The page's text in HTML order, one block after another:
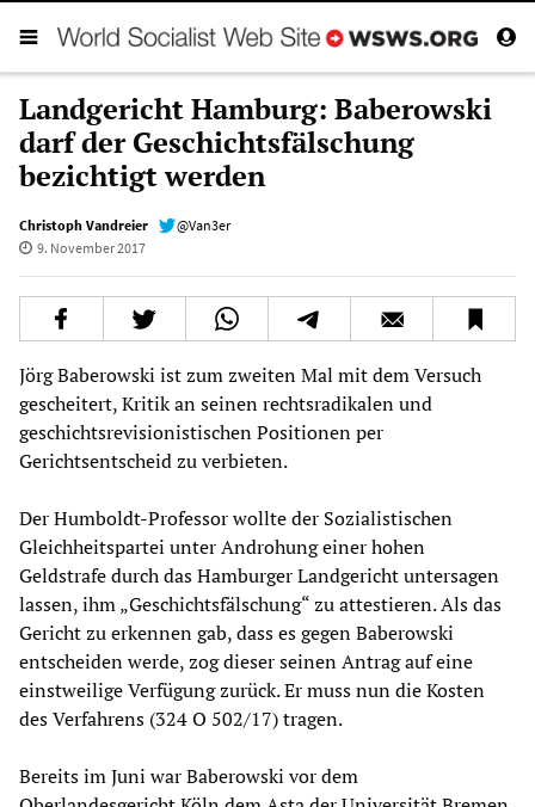
Landgericht Hamburg: Baberowski
darf der Geschichtsfälschung
bezichtigt werden
Christoph Vandreier
@Van3er
9. November 2017
Jörg Baberowski ist zum zweiten Mal mit dem Versuch
gescheitert, Kritik an seinen rechtsradikalen und
geschichtsrevisionistischen Positionen per
Gerichtsentscheid zu verbieten.
Der Humboldt-Professor wollte der Sozialistischen
Gleichheitspartei unter Androhung einer hohen
Geldstrafe durch das Hamburger Landgericht untersagen
lassen, ihm „Geschichtsfälschung“ zu attestieren. Als das
Gericht zu erkennen gab, dass es gegen Baberowski
entscheiden werde, zog dieser seinen Antrag auf eine
einstweilige Verfügung zurück. Er muss nun die Kosten
des Verfahrens (324 O 502/17) tragen.
Bereits im Juni war Baberowski vor dem